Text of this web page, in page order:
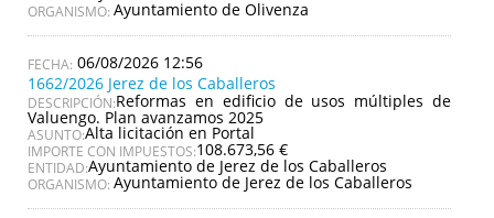
ORGANISMO: Ayuntamiento de Olivenza
06/08/2026 12:56
1662/2026 Jerez de los Caballeros
DESCRIPCIÓN:Reformas en edificio de usos múltiples de
Valuengo. Plan avanzamos 2025
ASUNTO:Alta licitación en Portal
IMPORTE CON IMPUESTOS:108.673,56 €
ENTIDAD:Ayuntamiento de Jerez de los Caballeros
ORGANISMO: Ayuntamiento de Jerez de los Caballeros